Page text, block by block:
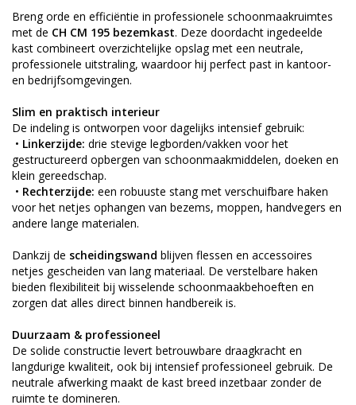
Breng orde en efficiëntie in professionele schoonmaakruimtes
met de CH CM 195 bezemkast. Deze doordacht ingedeelde
kast combineert overzichtelijke opslag met een neutrale,
professionele uitstraling, waardoor hij perfect past in kantoor-
en bedrijfsomgevingen.
Slim en praktisch interieur
De indeling is ontworpen voor dagelijks intensief gebruik:
• Linkerzijde: drie stevige legborden/vakken voor het
gestructureerd opbergen van schoonmaakmiddelen, doeken en
klein gereedschap.
• Rechterzijde: een robuuste stang met verschuifbare haken
voor het netjes ophangen van bezems, moppen, handvegers en
andere lange materialen.
Dankzij de scheidingswand blijven flessen en accessoires
netjes gescheiden van lang materiaal. De verstelbare haken
bieden flexibiliteit bij wisselende schoonmaakbehoeften en
zorgen dat alles direct binnen handbereik is.
Duurzaam & professioneel
De solide constructie levert betrouwbare draagkracht en
langdurige kwaliteit, ook bij intensief professioneel gebruik. De
neutrale afwerking maakt de kast breed inzetbaar zonder de
ruimte te domineren.